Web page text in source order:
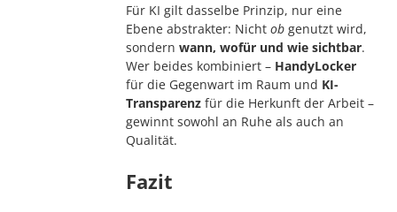
Für KI gilt dasselbe Prinzip, nur eine
Ebene abstrakter: Nichtob genutzt wird,
sondernwann, wofür und wie sichtbar.
Wer beides kombiniert – HandyLocker
für die Gegenwart im Raum und KI-
Transparenz für die Herkunft der Arbeit –
gewinnt sowohl an Ruhe als auch an
Qualität.
Fazit